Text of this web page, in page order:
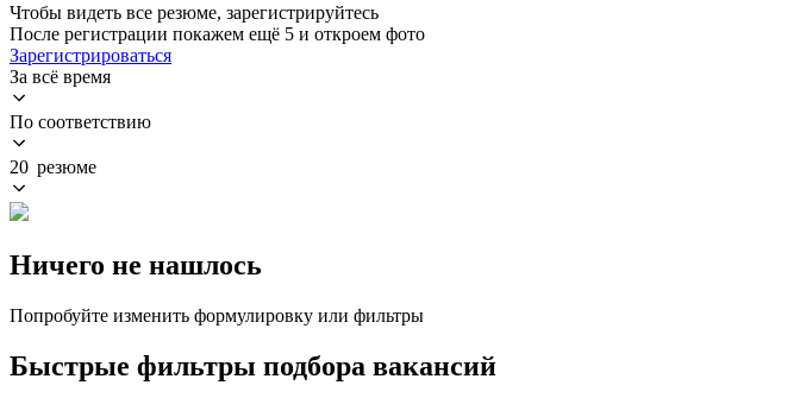
Чтобы видеть все резюме, зарегистрируйтесь
После регистрации покажем ещё 5 и откроем фото
Зарегистрироваться
За всё время
По соответствию
20 резюме
Ничего не нашлось
Попробуйте изменить формулировку или фильтры
Быстрые фильтры подбора вакансий